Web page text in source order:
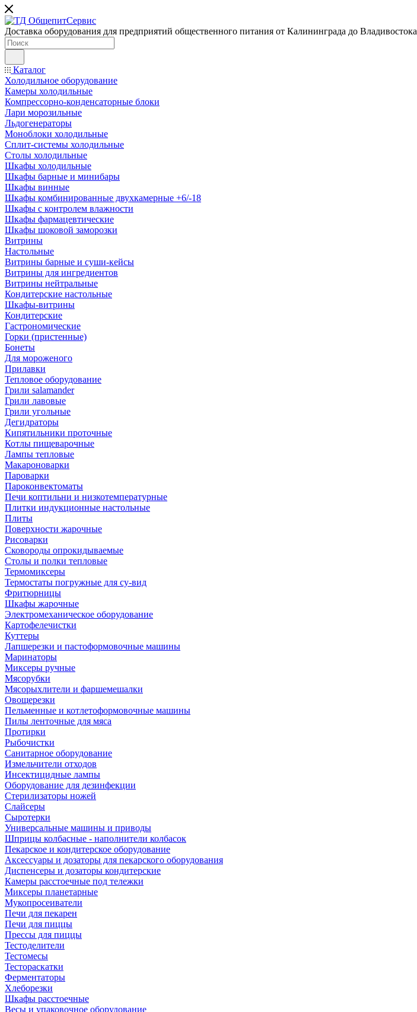
Доставка оборудования для предприятий общественного питания от Калининграда до Владивостока
Каталог
Холодильное оборудование
Камеры холодильные
Компрессорно-конденсаторные блоки
Лари морозильные
Льдогенераторы
Моноблоки холодильные
Сплит-системы холодильные
Столы холодильные
Шкафы холодильные
Шкафы барные и минибары
Шкафы винные
Шкафы комбинированные двухкамерные +6/-18
Шкафы с контролем влажности
Шкафы фармацевтические
Шкафы шоковой заморозки
Витрины
Настольные
Витрины барные и суши-кейсы
Витрины для ингредиентов
Витрины нейтральные
Кондитерские настольные
Шкафы-витрины
Кондитерские
Гастрономические
Горки (пристенные)
Бонеты
Для мороженого
Прилавки
Тепловое оборудование
Грили salamander
Грили лавовые
Грили угольные
Дегидраторы
Кипятильники проточные
Котлы пищеварочные
Лампы тепловые
Макароноварки
Пароварки
Пароконвектоматы
Печи коптильни и низкотемпературные
Плитки индукционные настольные
Плиты
Поверхности жарочные
Рисоварки
Сковороды опрокидываемые
Столы и полки тепловые
Термомиксеры
Термостаты погружные для су-вид
Фритюрницы
Шкафы жарочные
Электромеханическое оборудование
Картофелечистки
Куттеры
Лапшерезки и пастоформовочные машины
Маринаторы
Миксеры ручные
Мясорубки
Мясорыхлители и фаршемешалки
Овощерезки
Пельменные и котлетоформовочные машины
Пилы ленточные для мяса
Протирки
Рыбочистки
Санитарное оборудование
Измельчители отходов
Инсектицидные лампы
Оборудование для дезинфекции
Стерилизаторы ножей
Слайсеры
Сыротерки
Универсальные машины и приводы
Шприцы колбасные - наполнители колбасок
Пекарское и кондитерское оборудование
Аксессуары и дозаторы для пекарского оборудования
Диспенсеры и дозаторы кондитерские
Камеры расстоечные под тележки
Миксеры планетарные
Мукопросеиватели
Печи для пекарен
Печи для пиццы
Прессы для пиццы
Тестоделители
Тестомесы
Тестораскатки
Ферментаторы
Хлеборезки
Шкафы расстоечные
Весы и упаковочное оборудование